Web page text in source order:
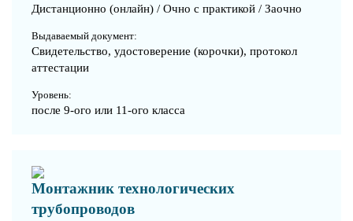
Дистанционно (онлайн) / Очно с практикой / Заочно
Выдаваемый документ:
Свидетельство, удостоверение (корочки), протокол
аттестации
Уровень:
после 9-ого или 11-ого класса
Монтажник технологических
трубопроводов